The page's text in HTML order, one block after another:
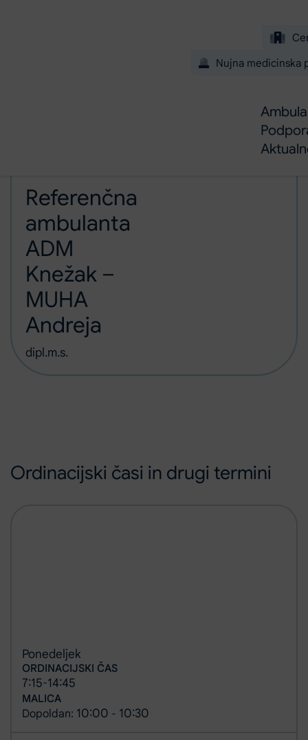
Nujna medicinska
Referenčna
ambulanta
ADM
Knežak –
MUHA
Andreja
dipl.m.s.
Ordinacijski časi in drugi termini
Ponedeljek
ORDINACIJSKI ČAS
7:15-14:45
MALICA
Dopoldan: 10:00 - 10:30